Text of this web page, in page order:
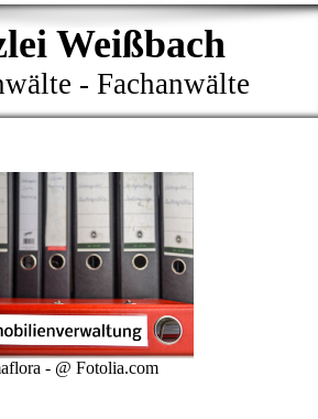
Weißbach
- Fachanwälte
- @ Fotolia.com